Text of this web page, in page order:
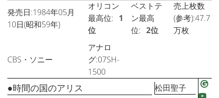
発売日:1984年05月
10日(昭和59年)
オリコン
最高位: 1
位
ベストテ
ン最高
位: 2位
売上枚数
(参考):47.7
万枚
CBS・ソニー
アナロ
グ:07SH-
1500
●時間の国のアリス 松田聖子